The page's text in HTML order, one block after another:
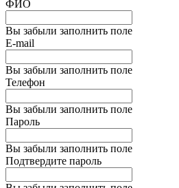
ФИО
Вы забыли заполнить поле
E-mail
Вы забыли заполнить поле
Телефон
Вы забыли заполнить поле
Пароль
Вы забыли заполнить поле
Подтвердите пароль